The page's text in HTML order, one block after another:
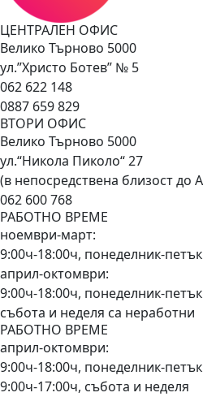
ЦЕНТРАЛЕН ОФИС
Велико Търново 5000
ул.”Христо Ботев” № 5
062 622 148
0887 659 829
ВТОРИ ОФИС
Велико Търново 5000
ул.“Никола Пиколо“ 27
(в непосредствена близост до
062 600 768
РАБОТНО ВРЕМЕ
ноември-март:
9:00ч-18:00ч, понеделник-петък
април-октомври:
9:00ч-18:00ч, понеделник-петък
събота и неделя са неработни
РАБОТНО ВРЕМЕ
април-октомври:
9:00ч-18:00ч, понеделник-петък
9:00ч-17:00ч, събота и неделя